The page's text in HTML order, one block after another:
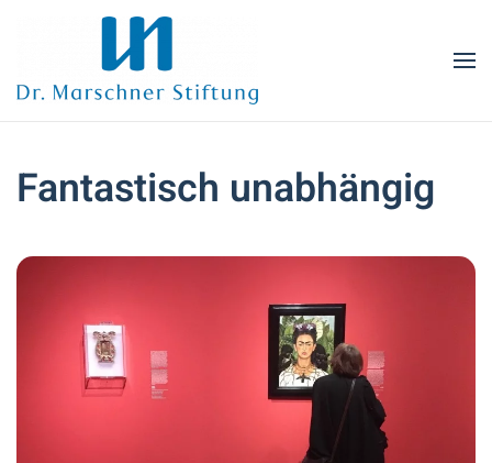
Zum Hauptinhalt springen
Fantastisch unabhängig